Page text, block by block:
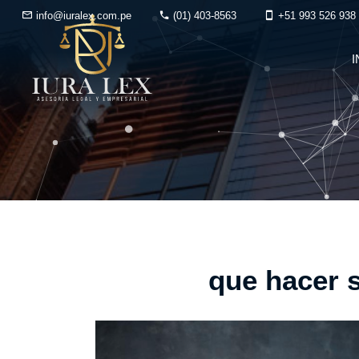
info@iuralex.com.pe (01) 403-8563 +51 993 526 938
que hacer